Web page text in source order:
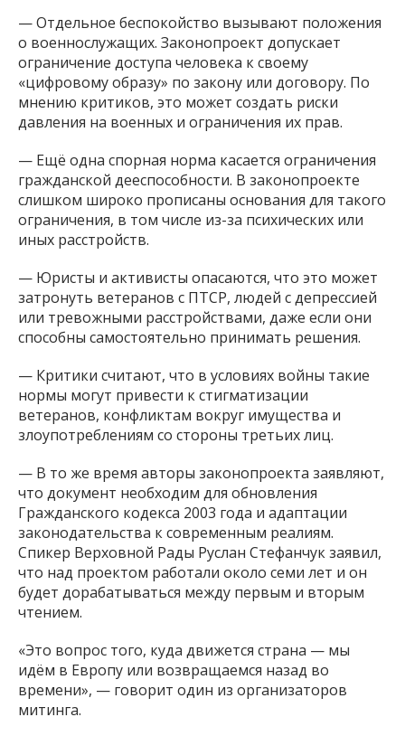
— Отдельное беспокойство вызывают положения
о военнослужащих. Законопроект допускает
ограничение доступа человека к своему
«цифровому образу» по закону или договору. По
мнению критиков, это может создать риски
давления на военных и ограничения их прав.
— Ещё одна спорная норма касается ограничения
гражданской дееспособности. В законопроекте
слишком широко прописаны основания для такого
ограничения, в том числе из-за психических или
иных расстройств.
— Юристы и активисты опасаются, что это может
затронуть ветеранов с ПТСР, людей с депрессией
или тревожными расстройствами, даже если они
способны самостоятельно принимать решения.
— Критики считают, что в условиях войны такие
нормы могут привести к стигматизации
ветеранов, конфликтам вокруг имущества и
злоупотреблениям со стороны третьих лиц.
— В то же время авторы законопроекта заявляют,
что документ необходим для обновления
Гражданского кодекса 2003 года и адаптации
законодательства к современным реалиям.
Спикер Верховной Рады Руслан Стефанчук заявил,
что над проектом работали около семи лет и он
будет дорабатываться между первым и вторым
чтением.
«Это вопрос того, куда движется страна — мы
идём в Европу или возвращаемся назад во
времени», — говорит один из организаторов
митинга.